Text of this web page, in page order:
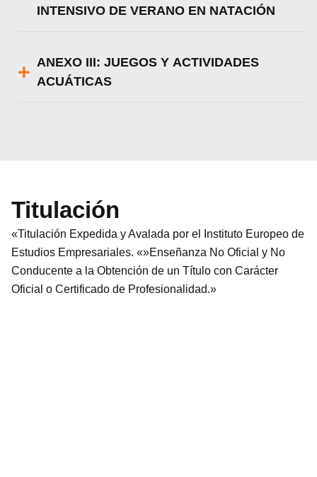
INTENSIVO DE VERANO EN NATACIÓN
ANEXO III: JUEGOS Y ACTIVIDADES
ACUÁTICAS
Titulación
«Titulación Expedida y Avalada por el Instituto Europeo de
Estudios Empresariales. «»Enseñanza No Oficial y No
Conducente a la Obtención de un Título con Carácter
Oficial o Certificado de Profesionalidad.»